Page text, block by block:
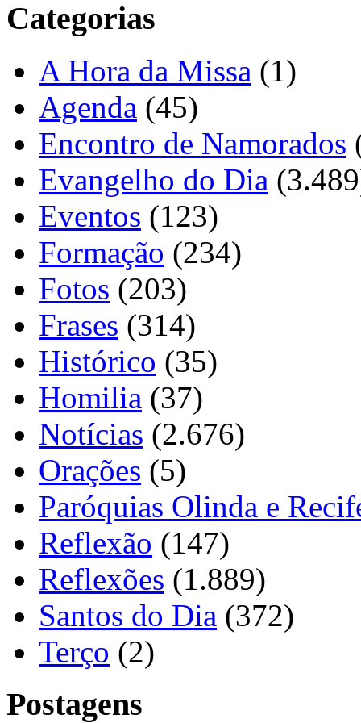
Categorias
A Hora da Missa (1)
Agenda (45)
Encontro de Namorados
Evangelho do Dia
Eventos (123)
Formação (234)
Fotos (203)
Frases (314)
Histórico (35)
Homilia (37)
Notícias (2.676)
Orações (5)
Paróquias Olinda e
Reflexão (147)
Reflexões (1.889)
Santos do Dia (372)
Terço (2)
Postagens